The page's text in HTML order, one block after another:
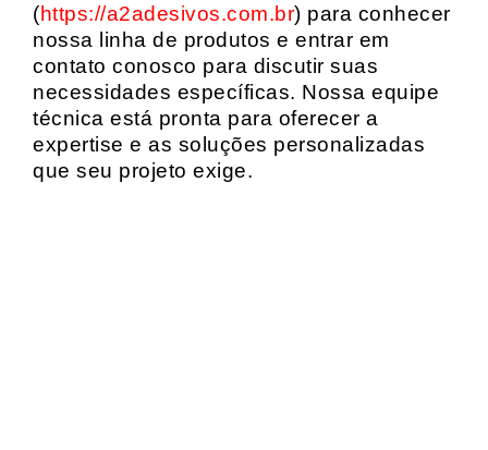
(https://a2adesivos.com.br) para conhecer
nossa linha de produtos e entrar em
contato conosco para discutir suas
necessidades específicas. Nossa equipe
técnica está pronta para oferecer a
expertise e as soluções personalizadas
que seu projeto exige.